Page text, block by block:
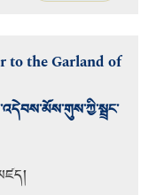
to the Garland of